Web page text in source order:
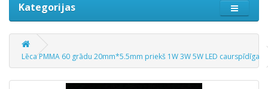
Kategorijas
Lēca PMMA 60 grādu 20mm*5.5mm priekš 1W 3W 5W LED caurspīdīga